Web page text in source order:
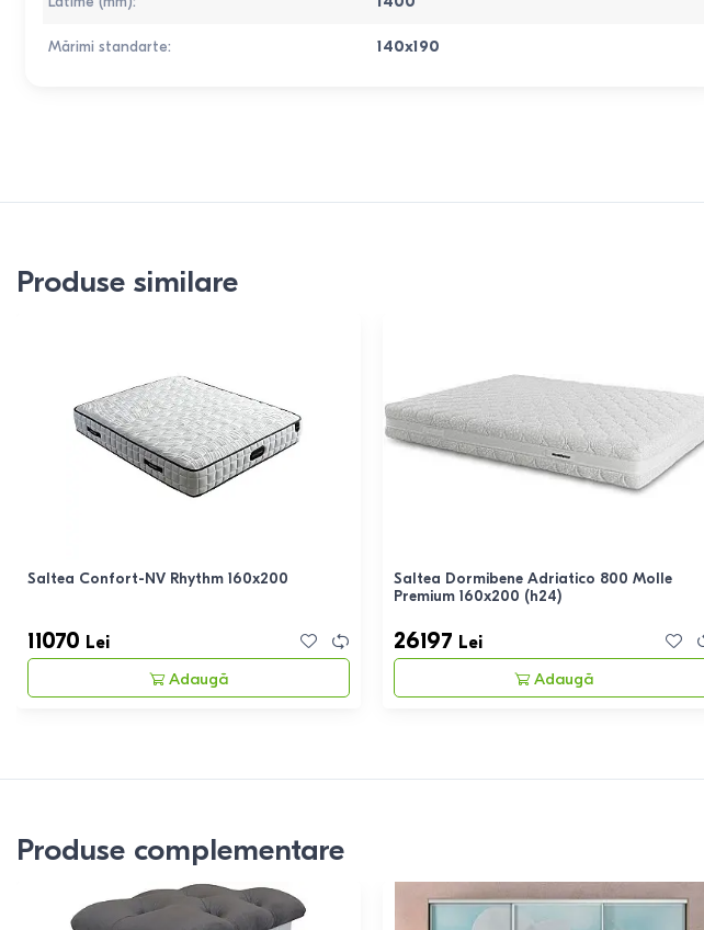
Mărimi standarte: 140x190
Produse similare
Saltea Confort-NV Rhythm 160x200
11070 Lei
Adaugă
Saltea Dormibene Adriatico 800 Molle
Premium 160x200 (h24)
26197 Lei
Adaugă
Produse complementare